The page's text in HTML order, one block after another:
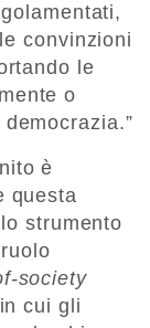
convinzioni
le
o
è
questa
strumento
society
cui gli